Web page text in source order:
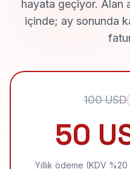
hayata geçiyor. Alan
içinde; ay sonunda
100 USD
50
Yıllık ödeme (KDV